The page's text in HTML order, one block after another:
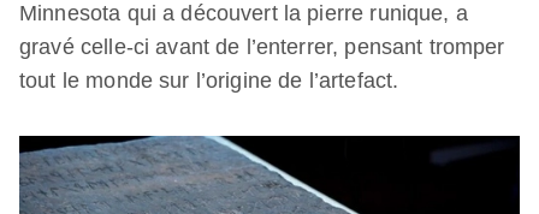
Minnesota qui a découvert la pierre runique, a
gravé celle-ci avant de l’enterrer, pensant tromper
tout le monde sur l’origine de l’artefact.